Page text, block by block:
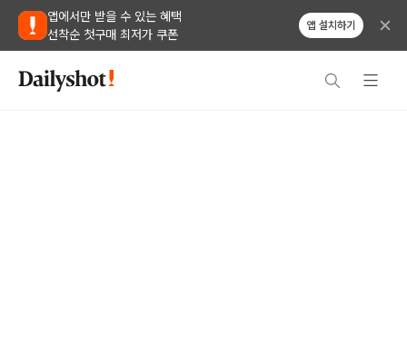
앱에서만 받을 수 있는 혜택
선착순 첫구매 최저가 쿠폰
앱 설치하기